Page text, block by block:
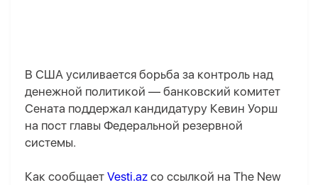
В США усиливается борьба за контроль над
денежной политикой — банковский комитет
Сената поддержал кандидатуру Кевин Уорш
на пост главы Федеральной резервной
системы.
Как сообщает Vesti.az со ссылкой на The New